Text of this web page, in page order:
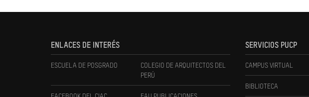
ENLACES DE INTERÉS
ESCUELA DE POSGRADO
COLEGIO DE ARQUITECTOS DEL
PERÚ
SERVICIOS PUCP
CAMPUS VIRTUAL
BIBLIOTECA